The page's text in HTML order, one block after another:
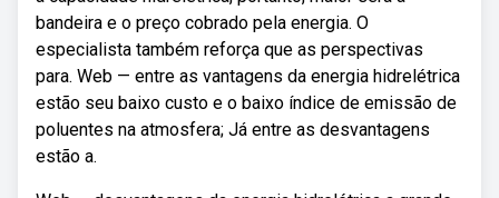
bandeira e o preço cobrado pela energia. O
especialista também reforça que as perspectivas
para. Web — entre as vantagens da energia hidrelétrica
estão seu baixo custo e o baixo índice de emissão de
poluentes na atmosfera; Já entre as desvantagens
estão a.